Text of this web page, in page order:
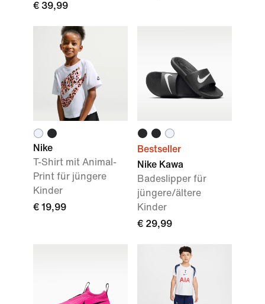
€ 39,99
Nike
T-Shirt mit Animal-
Print für jüngere
Kinder
€ 19,99
Bestseller
Nike Kawa
Badeslipper für
jüngere/ältere
Kinder
€ 29,99